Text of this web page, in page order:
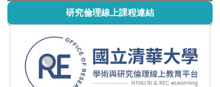
研究倫理線上課程連結